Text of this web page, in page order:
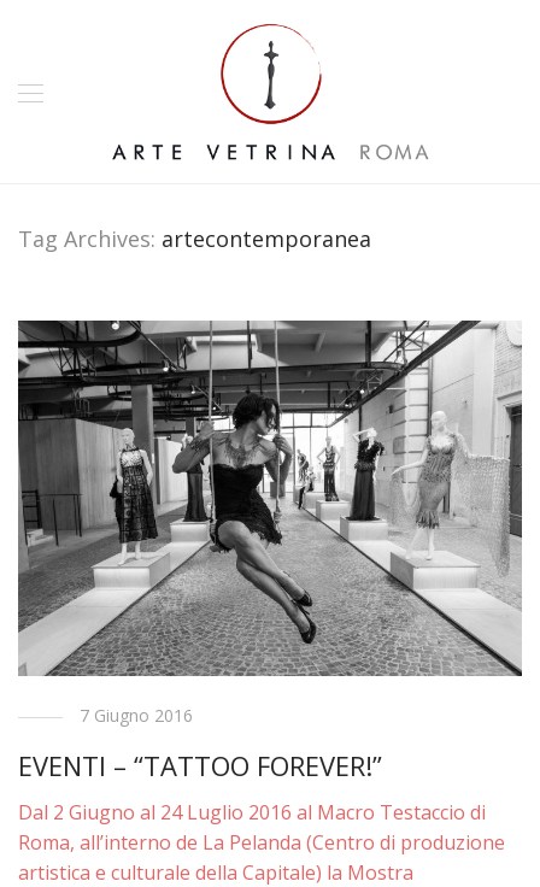
Tag Archives: artecontemporanea
7 Giugno 2016
EVENTI – “TATTOO FOREVER!”
Dal 2 Giugno al 24 Luglio 2016 al Macro Testaccio di
Roma, all’interno de La Pelanda (Centro di produzione
artistica e culturale della Capitale) la Mostra